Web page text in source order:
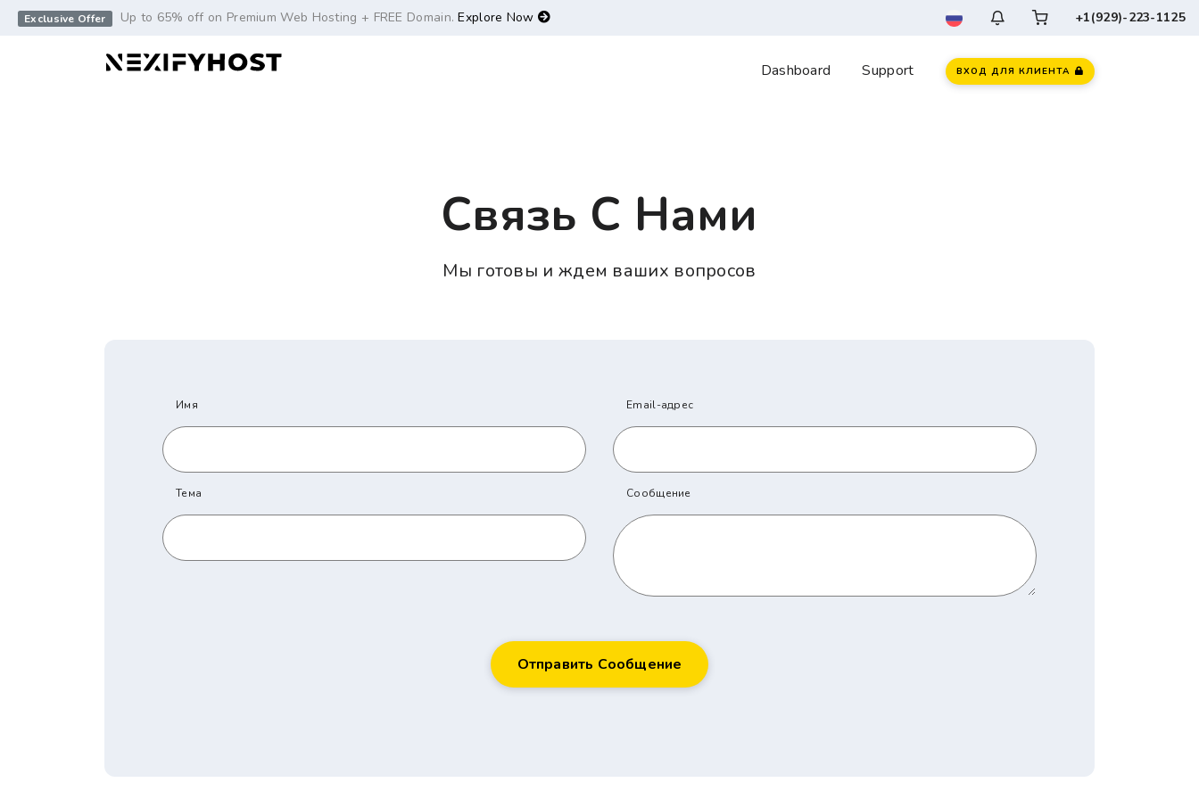
Exclusive Offer Up to 65% off on Premium Web Hosting + FREE Domain.Explore Now +1(929)-223-1125
Dashboard Support ВХОД ДЛЯ КЛИЕНТА
-->
Связь С Нами
Мы готовы и ждем ваших вопросов
Имя Email-адрес
Тема Сообщение
Отправить Сообщение